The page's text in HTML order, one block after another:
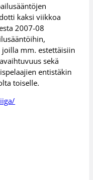
kaksi viikkoa
2007-08
mm. estettäisiin
sekä
entistäkin
toiselle.